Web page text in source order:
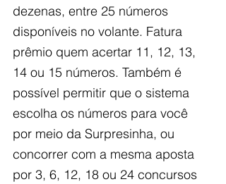
dezenas, entre 25 números
disponíveis no volante. Fatura
prêmio quem acertar 11, 12, 13,
14 ou 15 números. Também é
possível permitir que o sistema
escolha os números para você
por meio da Surpresinha, ou
concorrer com a mesma aposta
por 3, 6, 12, 18 ou 24 concursos